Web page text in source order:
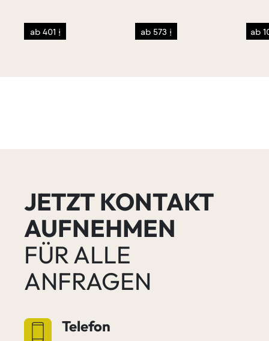
ab 401 € ab 573 € ab
JETZT KONTAKT
AUFNEHMEN
FÜR ALLE
ANFRAGEN
Telefon